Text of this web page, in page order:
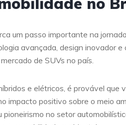
um passo importante na
avançada, design inovador e
de SUVs no país.
e elétricos, é provável que
impacto positivo sobre o meio
no setor